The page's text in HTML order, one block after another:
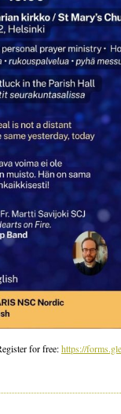
for free:https://